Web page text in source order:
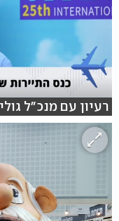
רעיון עם מנכ"ל